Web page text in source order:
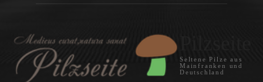
Seltene Pilze aus
Mainfranken und
Deutschland